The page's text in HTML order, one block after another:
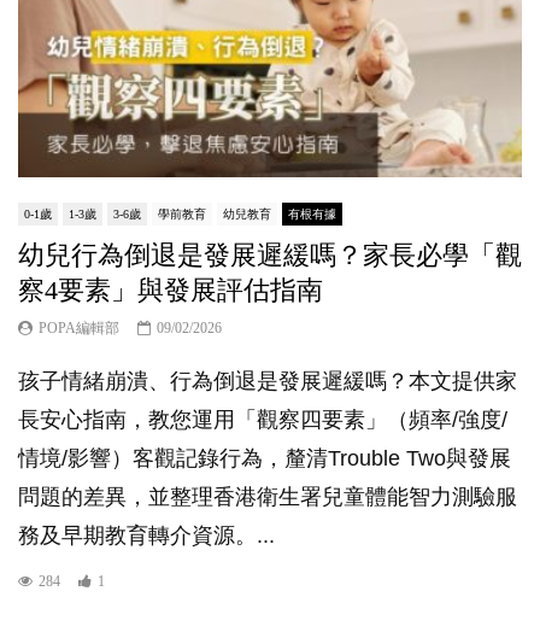
0-1歲 1-3歲 3-6歲 學前教育 幼兒教育 有根有據
幼兒行為倒退是發展遲緩嗎？家長必學「觀
察4要素」與發展評估指南
POPA編輯部 09/02/2026
孩子情緒崩潰、行為倒退是發展遲緩嗎？本文提供家
長安心指南，教您運用「觀察四要素」（頻率/強度/
情境/影響）客觀記錄行為，釐清Trouble Two與發展
問題的差異，並整理香港衛生署兒童體能智力測驗服
務及早期教育轉介資源。...
284 1